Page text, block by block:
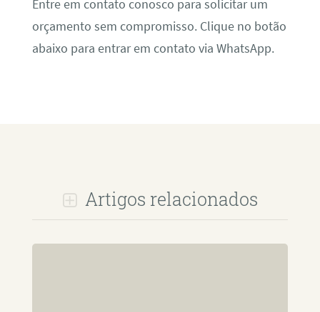
Entre em contato conosco para solicitar um
orçamento sem compromisso. Clique no botão
abaixo para entrar em contato via WhatsApp.
Artigos relacionados